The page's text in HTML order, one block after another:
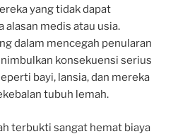
yang tidak dapat
alasan medis atau usia.
dalam mencegah penularan
konsekuensi serius
bayi, lansia, dan mereka
tubuh lemah.
terbukti sangat hemat biaya